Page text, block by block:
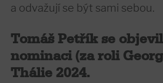
a odvažují se být sami sebou.
Tomáš Petřík se
nominaci (za roli
Thálie 2024.